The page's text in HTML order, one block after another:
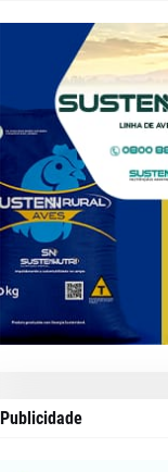
Publicidade